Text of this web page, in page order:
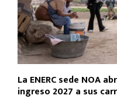
La ENERC sede NOA
ingreso 2027 a sus